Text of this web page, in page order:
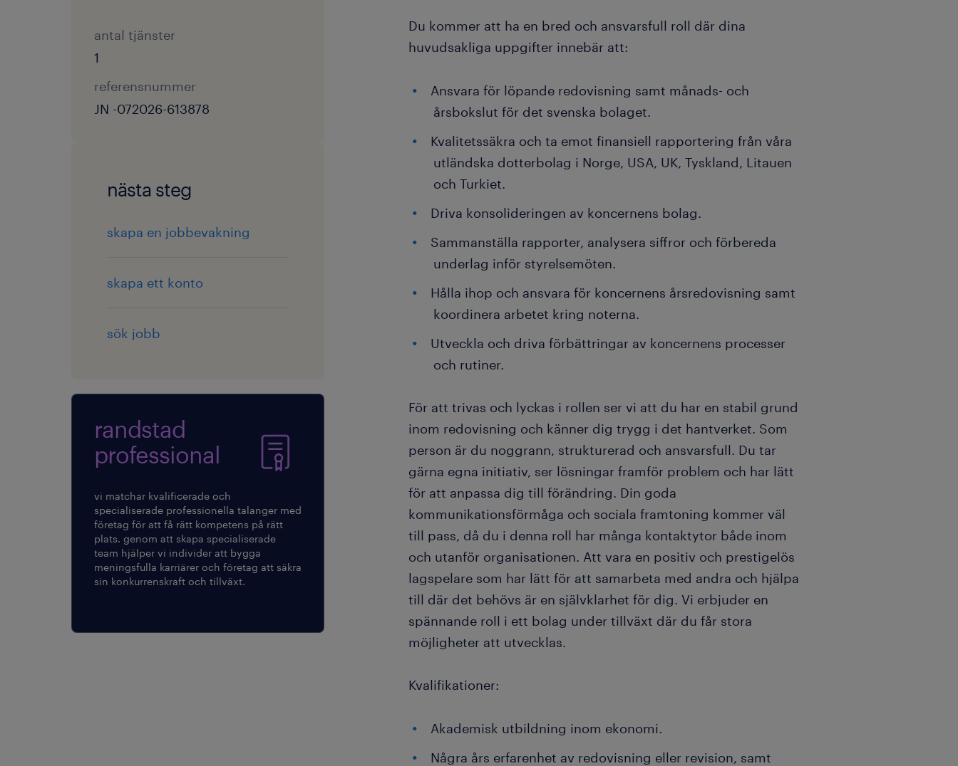
antal tjänster
1
referensnummer
JN -072026-613878
nästa steg
skapa en jobbevakning
skapa ett konto
sök jobb
randstad
professional
vi matchar kvalificerade och
specialiserade professionella talanger med
företag för att få rätt kompetens på rätt
plats. genom att skapa specialiserade
team hjälper vi individer att bygga
meningsfulla karriärer och företag att säkra
sin konkurrenskraft och tillväxt.
Du kommer att ha en bred och ansvarsfull roll där dina
huvudsakliga uppgifter innebär att:
Ansvara för löpande redovisning samt månads- och
årsbokslut för det svenska bolaget.
Kvalitetssäkra och ta emot finansiell rapportering från våra
utländska dotterbolag i Norge, USA, UK, Tyskland, Litauen
och Turkiet.
Driva konsolideringen av koncernens bolag.
Sammanställa rapporter, analysera siffror och förbereda
underlag inför styrelsemöten.
Hålla ihop och ansvara för koncernens årsredovisning samt
koordinera arbetet kring noterna.
Utveckla och driva förbättringar av koncernens processer
och rutiner.
För att trivas och lyckas i rollen ser vi att du har en stabil grund
inom redovisning och känner dig trygg i det hantverket. Som
person är du noggrann, strukturerad och ansvarsfull. Du tar
gärna egna initiativ, ser lösningar framför problem och har lätt
för att anpassa dig till förändring. Din goda
kommunikationsförmåga och sociala framtoning kommer väl
till pass, då du i denna roll har många kontaktytor både inom
och utanför organisationen. Att vara en positiv och prestigelös
lagspelare som har lätt för att samarbeta med andra och hjälpa
till där det behövs är en självklarhet för dig. Vi erbjuder en
spännande roll i ett bolag under tillväxt där du får stora
möjligheter att utvecklas.
Kvalifikationer:
Akademisk utbildning inom ekonomi.
Några års erfarenhet av redovisning eller revision, samt